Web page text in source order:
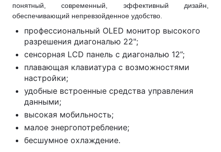
понятный, современный, эффективный дизайн,
обеспечивающий непревзойденное удобство.
профессиональный OLED монитор высокого
разрешения диагональю 22";
сенсорная LCD панель с диагональю 12”;
плавающая клавиатура с возможностями
настройки;
удобные встроенные средства управления
данными;
высокая мобильность;
малое энергопотребление;
бесшумное охлаждение.